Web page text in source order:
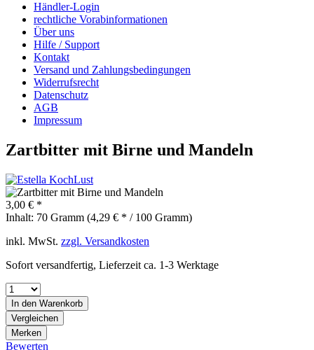
Händler-Login
rechtliche Vorabinformationen
Über uns
Hilfe / Support
Kontakt
Versand und Zahlungsbedingungen
Widerrufsrecht
Datenschutz
AGB
Impressum
Zartbitter mit Birne und Mandeln
3,00 € *
Inhalt: 70 Gramm (4,29 € * / 100 Gramm)
inkl. MwSt. zzgl. Versandkosten
Sofort versandfertig, Lieferzeit ca. 1-3 Werktage
In den Warenkorb
Vergleichen
Merken
Bewerten